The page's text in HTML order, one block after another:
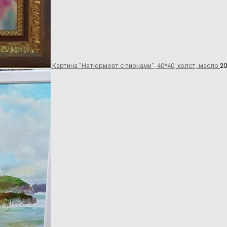
Картина "Натюрморт с пионами", 40*40, холст, масло